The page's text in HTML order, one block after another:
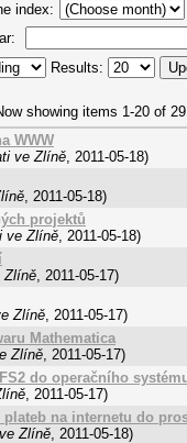
index:
Results:
showing items 1-20 of 29
WWW
ve Zlíně, 2011-05-18)
, 2011-05-18)
projektů
ve Zlíně, 2011-05-18)
Zlíně, 2011-05-17)
Zlíně, 2011-05-17)
Mathematica
Zlíně, 2011-05-17)
do operačního
, 2011-05-17)
plateb na internetu do
Zlíně, 2011-05-18)